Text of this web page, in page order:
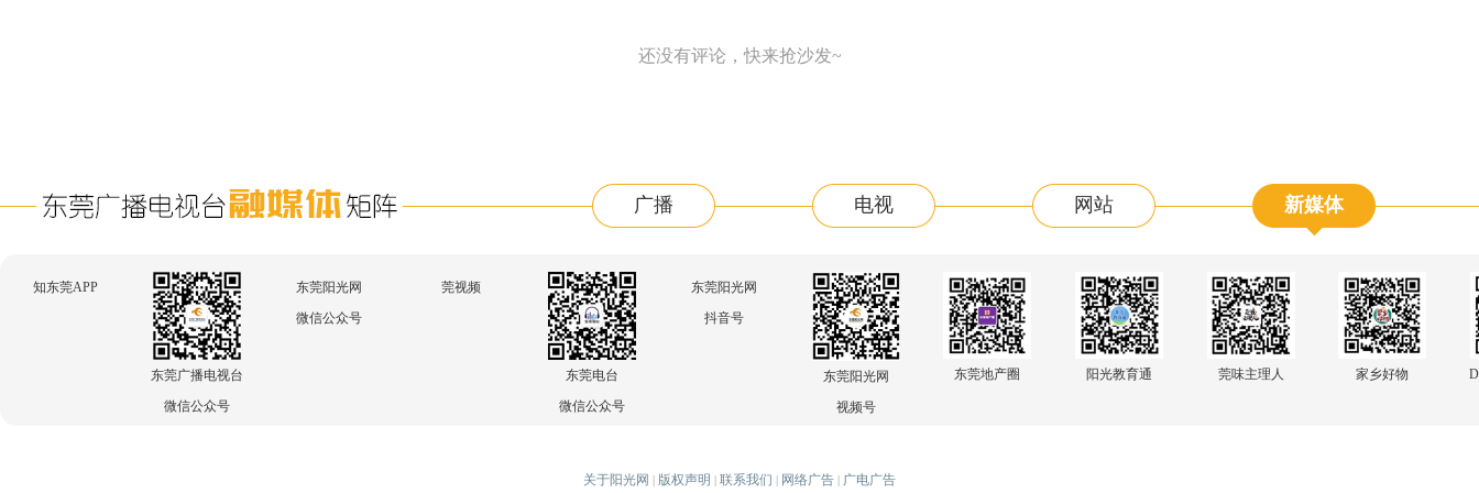
还没有评论，快来抢沙发~
广播 电视 网站 新媒体
知东莞APP
东莞广播电视台
微信公众号
东莞阳光网
微信公众号
莞视频
东莞电台
微信公众号
东莞阳光网
抖音号
东莞阳光网
视频号
东莞地产圈 阳光教育通 莞味主理人 家乡好物
关于阳光网 | 版权声明 | 联系我们 | 网络广告 | 广电广告